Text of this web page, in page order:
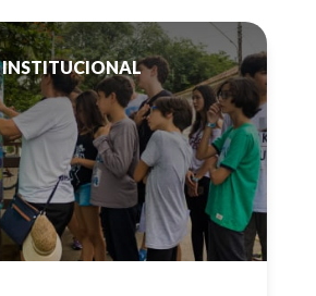
INSTITUCIONAL